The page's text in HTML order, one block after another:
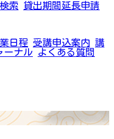
索
貸出期間延長申請
日程 受講申込案内 講
ーナル よくある質問